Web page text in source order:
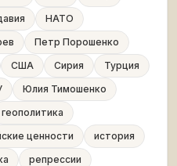
НАТО
Петр Порошенко
США Сирия
Турция
Юлия Тимошенко
геополитика
ценности
история
репрессии